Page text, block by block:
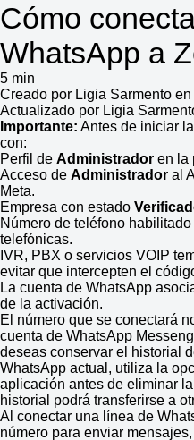
Cómo
WhatsApp a
5 min
Creado por Ligia Sarmento
Actualizado por Ligia
Importante: Antes de iniciar
con:
Perfil de Administrador en la
Acceso de Administrador al
Meta.
Empresa con estado
Número de teléfono
telefónicas.
IVR, PBX o servicios VOIP
evitar que intercepten el
La cuenta de WhatsApp
de la activación.
El número que se conectará
cuenta de WhatsApp
deseas conservar el historial
WhatsApp actual, utiliza la
aplicación antes de eliminar
historial podrá transferirse a
Al conectar una línea de
número para enviar